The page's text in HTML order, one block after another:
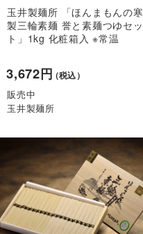
玉井製麺所 「ほんまもんの寒
製三輪素麺 誉と素麺つゆセッ
ト」1kg 化粧箱入 ※常温
3,672円（税込）
販売中
玉井製麺所